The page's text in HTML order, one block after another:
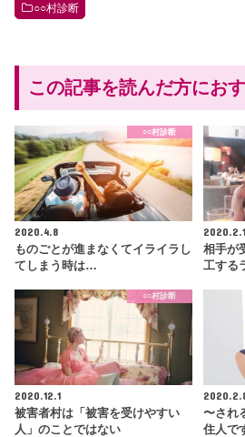
○○村診断
この記事を読んだ方にお
○○村診断
2020.4.8
ものごとが進まなくてイライラし
てしまう時は…
相手が
工する
○○村診断
2020.12.1
被害者村は「被害を受けやすい
人」のことではない
〜され
住人で